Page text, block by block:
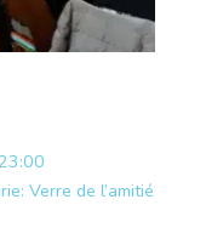
Verre de l’amitié